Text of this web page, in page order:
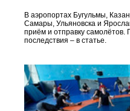
В аэропортах Бугульмы,
Самары, Ульяновска и
приём и отправку самолётов.
последствия – в статье.